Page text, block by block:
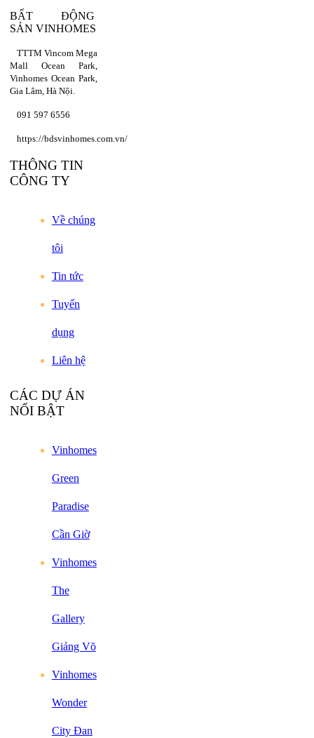
BẤT ĐỘNG
SẢN VINHOMES
TTTM Vincom Mega
Mall Ocean Park,
Vinhomes Ocean Park,
Gia Lâm, Hà Nội.
091 597 6556
https://bdsvinhomes.com.vn/
THÔNG TIN
CÔNG TY
Về chúng
tôi
Tin tức
Tuyển
dụng
Liên hệ
CÁC DỰ ÁN
NỔI BẬT
Vinhomes
Green
Paradise
Cần Giờ
Vinhomes
The
Gallery
Giảng Võ
Vinhomes
Wonder
City Đan